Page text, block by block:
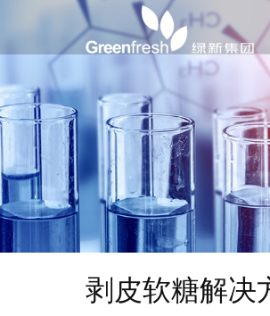
剥皮软糖解决